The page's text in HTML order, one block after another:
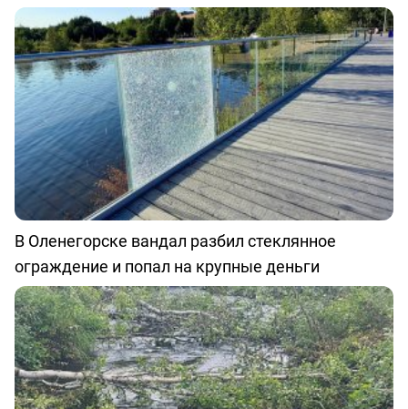
В Оленегорске вандал разбил стеклянное
ограждение и попал на крупные деньги